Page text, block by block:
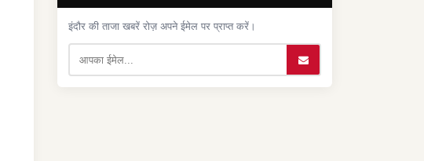
इंदौर की ताजा खबरें रोज़ अपने ईमेल पर प्राप्त करें।